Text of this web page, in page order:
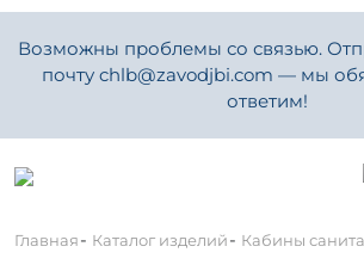
Возможны проблемы со связью.
почту chlb@zavodjbi.com — мы
ответим!
Главная- Каталог изделий- Кабины